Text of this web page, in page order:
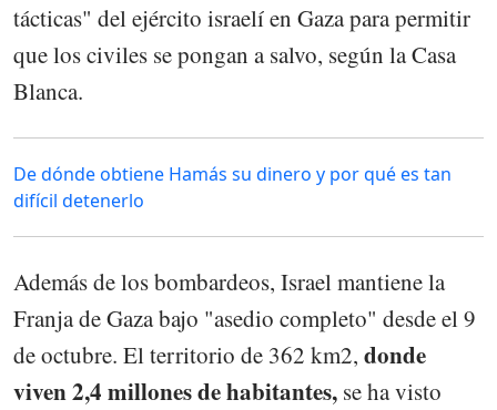
tácticas" del ejército israelí en Gaza para permitir
que los civiles se pongan a salvo, según la Casa
Blanca.
De dónde obtiene Hamás su dinero y por qué es tan
difícil detenerlo
Además de los bombardeos, Israel mantiene la
Franja de Gaza bajo "asedio completo" desde el 9
de octubre. El territorio de 362 km2, donde
viven 2,4 millones de habitantes, se ha visto